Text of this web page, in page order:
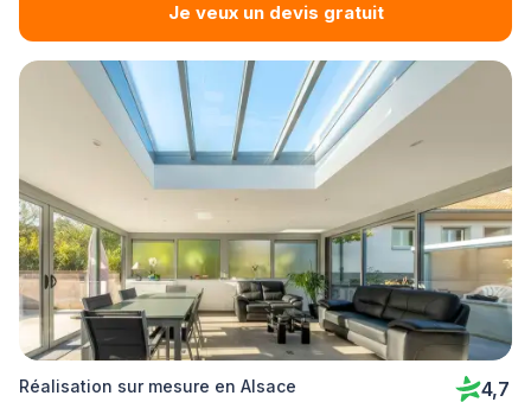
Je veux un devis gratuit
Réalisation sur mesure en Alsace 4,7